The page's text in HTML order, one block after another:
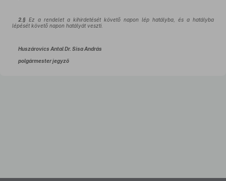
2.§ Ez a rendelet a kihirdetését követő napon lép hatályba, és a hatályba
lépését követő napon hatályát veszti.
Huszárovics Antal Dr. Sisa András
polgármester jegyző